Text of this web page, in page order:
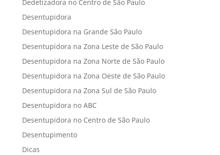
Dedetizadora no Centro de São Paulo
Desentupidora
Desentupidora na Grande São Paulo
Desentupidora na Zona Leste de São Paulo
Desentupidora na Zona Norte de São Paulo
Desentupidora na Zona Oeste de São Paulo
Desentupidora na Zona Sul de São Paulo
Desentupidora no ABC
Desentupidora no Centro de São Paulo
Desentupimento
Dicas